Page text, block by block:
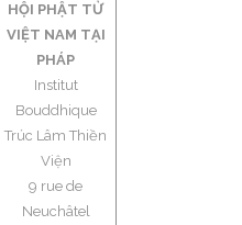
HỘI PHẬT TỬ
VIỆT NAM TẠI
PHÁP
Institut
Bouddhique
Trúc Lâm Thiền
Viện
9 rue de
Neuchâtel